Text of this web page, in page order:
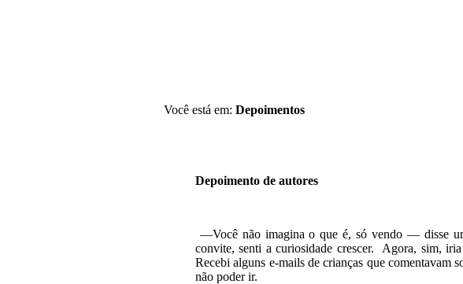
Você está em: Depoimentos
Depoimento de autores
—Você não imagina o que é, só vendo — disse
convite, senti a curiosidade crescer. Agora, sim,
Recebi alguns e-mails de crianças que comentavam
não poder ir.